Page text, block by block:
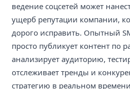
ведение соцсетей может
ущерб репутации компании,
дорого исправить. Опытный
просто публикует контент по
анализирует аудиторию,
отслеживает тренды и
стратегию в реальном